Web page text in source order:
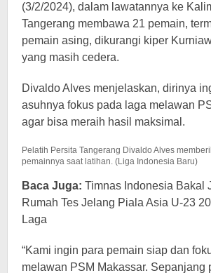
(3/2/2024), dalam lawatannya ke
Tangerang membawa 21 pemain,
pemain asing, dikurangi kiper
yang masih cedera.
Divaldo Alves menjelaskan, dirinya
asuhnya fokus pada laga melawan
agar bisa meraih hasil maksimal.
Pelatih Persita Tangerang Divaldo Alves
pemainnya saat latihan. (Liga Indonesia Baru)
Baca Juga: Timnas Indonesia Bakal
Rumah Tes Jelang Piala Asia U-23
Laga
“Kami ingin para pemain siap dan
melawan PSM Makassar. Sepanjang